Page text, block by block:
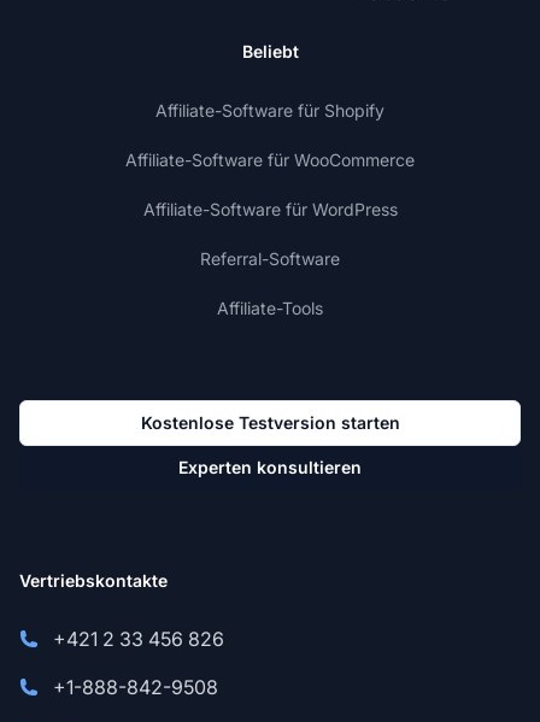
Beliebt
Affiliate-Software für Shopify
Affiliate-Software für WooCommerce
Affiliate-Software für WordPress
Referral-Software
Affiliate-Tools
Kostenlose Testversion starten
Experten konsultieren
Vertriebskontakte
+421 2 33 456 826
+1-888-842-9508